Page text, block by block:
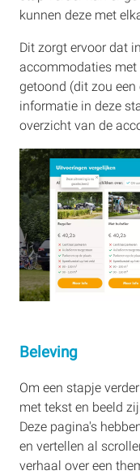
kunnen deze met
Dit zorgt ervoor dat
accommodaties
getoond (dit zou
informatie in deze
overzicht van de
Beleving
Om een stapje
met tekst en beeld
Deze pagina's
en vertellen al
verhaal over een